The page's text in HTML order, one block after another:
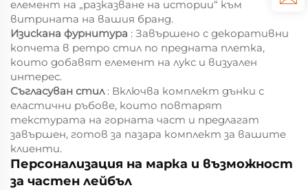
елемент на „разказване на истории“ към
витрината на вашия бранд.
Изискана фурнитура : Завършено с декоративни
копчета в ретро стил по предната плетка,
които добавят елемент на лукс и визуален
интерес.
Съгласуван стил : Включва комплект дънки с
еластични ръбове, които повтарят
текстурата на горната част и предлагат
завършен, готов за пазара комплект за вашите
клиенти.
Персонализация на марка и възможност
за частен лейбъл